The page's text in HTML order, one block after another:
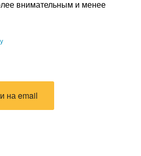
внимательным и менее
на email